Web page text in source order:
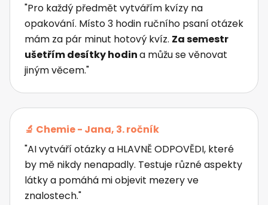
"Pro každý předmět vytvářím kvízy na
opakování. Místo 3 hodin ručního psaní otázek
mám za pár minut hotový kvíz. Za semestr
ušetřím desítky hodina můžu se věnovat
jiným věcem."
🔬 Chemie - Jana, 3. ročník
"AI vytváří otázky a HLAVNĚ ODPOVĚDI, které
by mě nikdy nenapadly. Testuje různé aspekty
látky a pomáhá mi objevit mezery ve
znalostech."